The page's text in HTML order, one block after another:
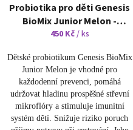
Probiotika pro děti Genesis
BioMix Junior Melon -
rozpustné sáčky s příchutí
450 Kč/ ks
Dětské probiotikum Genesis BioMix
Junior Melon je vhodné pro
každodenní prevenci, pomáhá
udržovat hladinu prospěšné střevní
mikroflóry a stimuluje imunitní
systém dětí. Snižuje riziko poruch